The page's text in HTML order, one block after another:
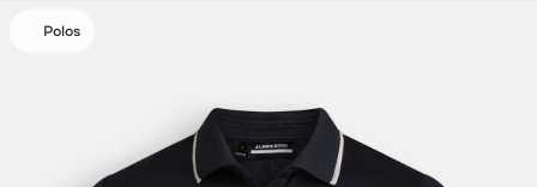
Polos